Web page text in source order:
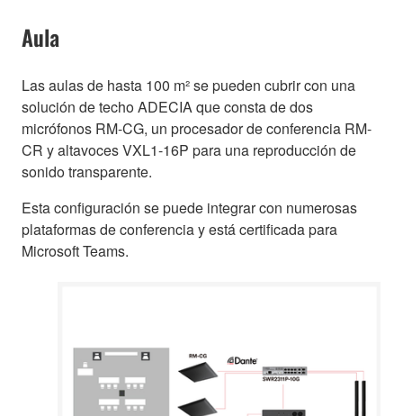
Aula
Las aulas de hasta 100 m² se pueden cubrir con una
solución de techo ADECIA que consta de dos
micrófonos RM-CG, un procesador de conferencia RM-
CR y altavoces VXL1-16P para una reproducción de
sonido transparente.
Esta configuración se puede integrar con numerosas
plataformas de conferencia y está certificada para
Microsoft Teams.